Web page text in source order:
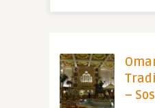
–